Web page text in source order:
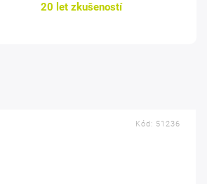
20 let zkušeností
Kód: 51236